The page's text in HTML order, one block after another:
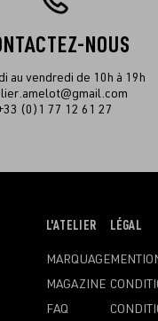
NOUS
au vendredi de 10h à 19h
(0)1 77 12 61 27
OUVRIR
MENU
L'ATELIER
MARQUAGE
MAGAZINE
FAQ
OUVRIR
MENU
LÉGAL